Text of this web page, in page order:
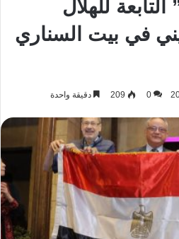
للهلال
في بيت السناري
0
209 دقيقة واحدة